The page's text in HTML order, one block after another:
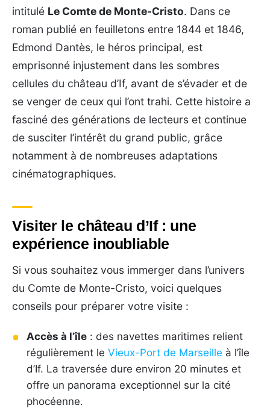
intitulé Le Comte de Monte-Cristo. Dans ce
roman publié en feuilletons entre 1844 et 1846,
Edmond Dantès, le héros principal, est
emprisonné injustement dans les sombres
cellules du château d’If, avant de s’évader et de
se venger de ceux qui l’ont trahi. Cette histoire a
fasciné des générations de lecteurs et continue
de susciter l’intérêt du grand public, grâce
notamment à de nombreuses adaptations
cinématographiques.
Visiter le château d’If : une
expérience inoubliable
Si vous souhaitez vous immerger dans l’univers
du Comte de Monte-Cristo, voici quelques
conseils pour préparer votre visite :
Accès à l’île : des navettes maritimes relient
régulièrement le Vieux-Port de Marseille à l’île
d’If. La traversée dure environ 20 minutes et
offre un panorama exceptionnel sur la cité
phocéenne.